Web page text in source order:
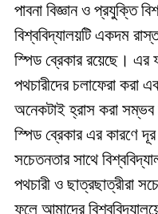
পাবনা বিজ্ঞান ও প্রযুক্তি
বিশ্ববিদ্যালয়টি একদম
স্পিড ব্রেকার রয়েছে।
পথচারীদের চলাফেরা করা
অনেকটাই হ্রাস করা
স্পিড ব্রেকার এর কারণে
সচেতনতার সাথে
পথচারী ও ছাত্রছাত্রীরা
ফলে আমাদের